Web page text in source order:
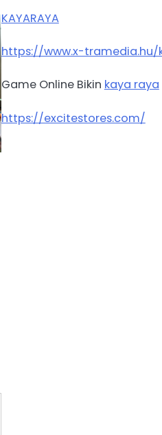
KAYARAYA
https://www.x-tramedia.hu/
Game Online Bikin kaya raya
https://excitestores.com/